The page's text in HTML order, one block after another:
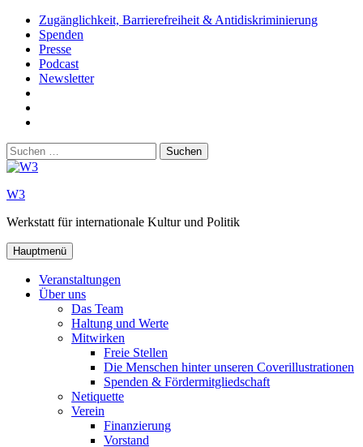
Zum
Inhalt
springen
Zugänglichkeit, Barrierefreiheit & Antidiskriminierung
Spenden
Presse
Podcast
Newsletter
Youtube
Suchen
nach:
W3
Werkstatt für internationale Kultur und Politik
Hauptmenü
Veranstaltungen
Über uns
Das Team
Haltung und Werte
Mitwirken
Freie Stellen
Die Menschen hinter unseren Coverillustrationen
Spenden & Fördermitgliedschaft
Netiquette
Verein
Finanzierung
Vorstand